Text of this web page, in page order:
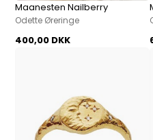
Maanesten Nailberry
Odette Øreringe
400,00 DKK